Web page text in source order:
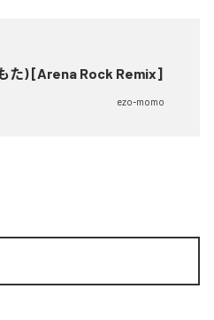
た) [Arena Rock Remix]
ezo-momo